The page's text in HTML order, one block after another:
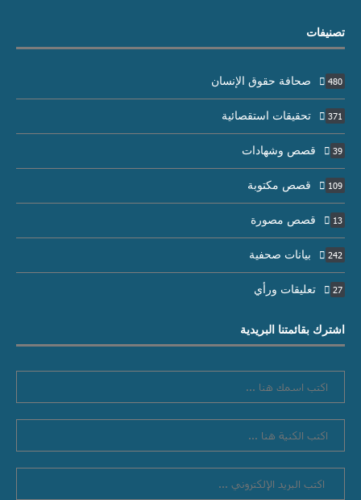
تصنيفات
صحافة حقوق الإنسان 480
تحقيقات استقصائية 371
قصص وشهادات 39
قصص مكتوبة 109
قصص مصورة 13
بيانات صحفية 242
تعليقات ورأي 27
اشترك بقائمتنا البريدية